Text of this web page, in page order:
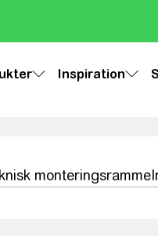
Inspiration
monteringsramme